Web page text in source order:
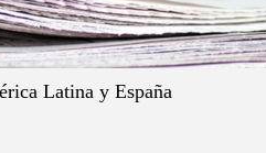
Latina y España